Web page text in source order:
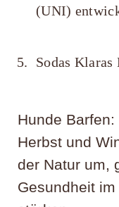
(UNI)
Sodas
Hunde
Herbst und
der Natur um,
Gesundheit